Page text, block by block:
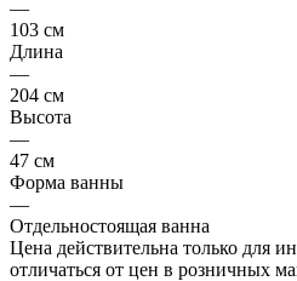
—
103 см
Длина
—
204 см
Высота
—
47 см
Форма ванны
—
Отдельностоящая ванна
Цена действительна только для
отличаться от цен в розничных